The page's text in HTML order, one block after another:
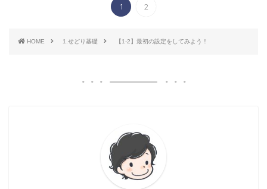
1 2
HOME 1.せどり基礎 【1-2】最初の設定をしてみよう！